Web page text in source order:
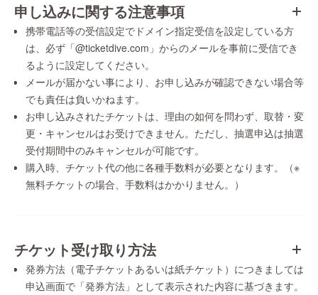
申し込みに関する注意事項
携帯電話等の受信設定でドメイン指定受信を設定している方
は、必ず「@ticketdive.com」からのメールを事前に受信でき
るように設定してください。
メールが届かない事により、お申し込みが確認できない場合等
でも責任は負いかねます。
お申し込みされたチケットは、理由の如何を問わず、取替・変
更・キャンセルはお受けできません。ただし、抽選申込は抽選
受付期間中のみキャンセルが可能です。
購入時、チケット代の他に各種手数料が必要となります。（※
無料チケットの場合、手数料はかかりません。）
チケット受け取り方法
発券方法（電子チケットあるいは紙チケット）につきましては
申込画面で「発券方法」として表示された内容に基づきます。